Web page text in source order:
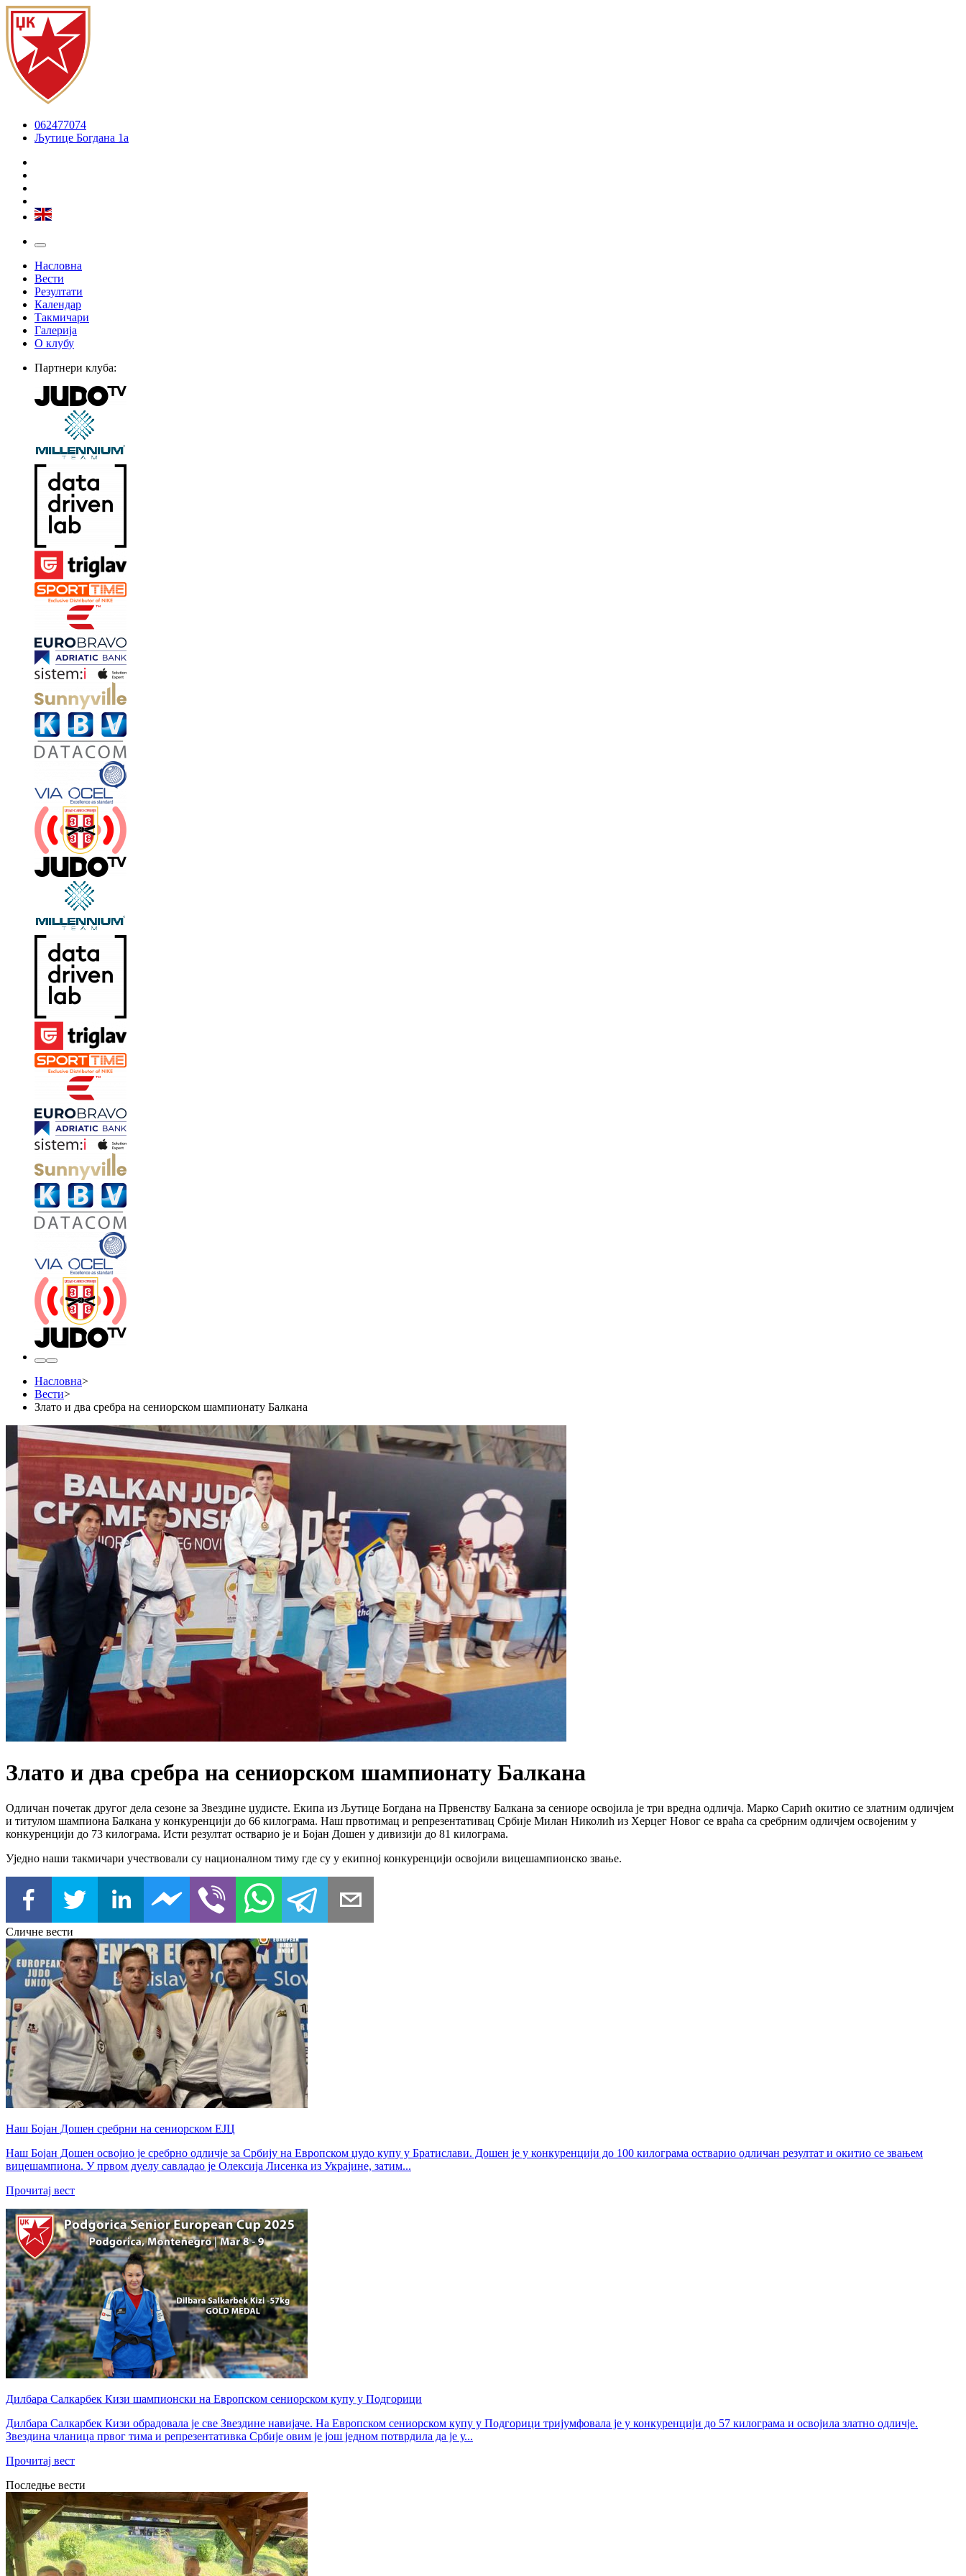
062477074
Љутице Богдана 1а
Насловна
Вести
Резултати
Календар
Такмичари
Галерија
О клубу
Партнери клуба:
Насловна>
Вести>
Злато и два сребра на сениорском шампионату Балкана
Злато и два сребра на сениорском шампионату Балкана
Одличан почетак другог дела сезоне за Звездине џудисте. Екипа из Љутице Богдана на Првенству Балкана за сениоре освојила је три вредна одличја. Марко Сарић окитио се златним одличјем
и титулом шампиона Балкана у конкуренцији до 66 килограма. Наш првотимац и репрезентативац Србије Милан Николић из Херцег Новог се враћа са сребрним одличјем освојеним у
конкуренцији до 73 килограма. Исти резултат остварио је и Бојан Дошен у дивизији до 81 килограма.
Уједно наши такмичари учествовали су националном тиму где су у екипној конкуренцији освојили вицешампионско звање.
Сличне вести
Наш Бојан Дошен сребрни на сениорском ЕЈЦ
Наш Бојан Дошен освојио је сребрно одличје за Србију на Европском џудо купу у Братислави. Дошен је у конкуренцији до 100 килограма остварио одличан резултат и окитио се звањем
вицешампиона. У првом дуелу савладао је Олексија Лисенка из Украјине, затим...
Прочитај вест
Дилбара Салкарбек Кизи шампионски на Европском сениорском купу у Подгорици
Дилбара Салкарбек Кизи обрадовала је све Звездине навијаче. На Европском сениорском купу у Подгорици тријумфовала је у конкуренцији до 57 килограма и освојила златно одличје.
Звездина чланица првог тима и репрезентативка Србије овим је још једном потврдила да је у...
Прочитај вест
Последње вести